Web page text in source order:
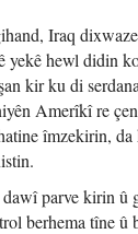
Iraq
yekê hewl didin
kir ku di
Amerîkî re
îmzekirin, da
parve kirin û
berhema tîne û